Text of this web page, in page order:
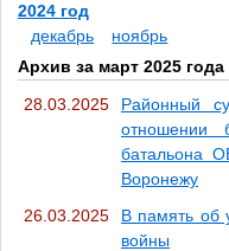
2024 год
декабрь
ноябрь
Архив за март 2025 года
28.03.2025
Районный
отношении
батальона
Воронежу
26.03.2025
В память об
войны